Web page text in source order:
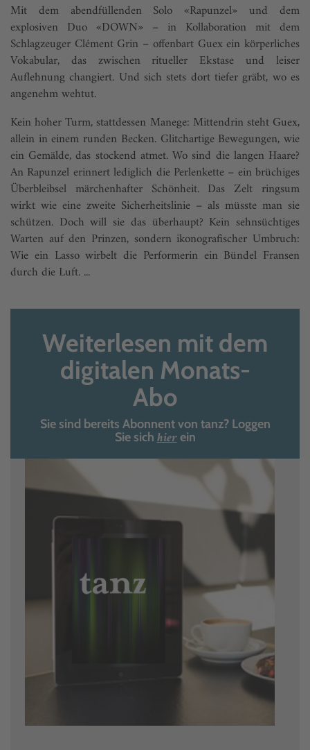
Mit dem abendfüllenden Solo «Rapunzel» und dem
explosiven Duo «DOWN» – in Kollaboration mit dem
Schlagzeuger Clément Grin – offenbart Guex ein körperliches
Vokabular, das zwischen ritueller Ekstase und leiser
Auflehnung changiert. Und sich stets dort tiefer gräbt, wo es
angenehm wehtut.
Kein hoher Turm, stattdessen Manege: Mittendrin steht Guex,
allein in einem runden Becken. Glitchartige Bewegungen, wie
ein Gemälde, das stockend atmet. Wo sind die langen Haare?
An Rapunzel erinnert lediglich die Perlenkette – ein brüchiges
Überbleibsel märchenhafter Schönheit. Das Zelt ringsum
wirkt wie eine zweite Sicherheitslinie – als müsste man sie
schützen. Doch will sie das überhaupt? Kein sehnsüchtiges
Warten auf den Prinzen, sondern ikonografischer Umbruch:
Wie ein Lasso wirbelt die Performerin ein Bündel Fransen
durch die Luft. ...
Weiterlesen mit dem
digitalen Monats-
Abo
Sie sind bereits Abonnent von tanz? Loggen
Sie sich hierein